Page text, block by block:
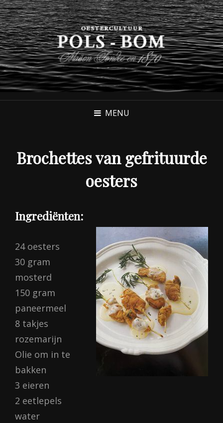
MENU
Brochettes van gefrituurde
oesters
Ingrediënten:
24 oesters
30 gram
mosterd
150 gram
paneermeel
8 takjes
rozemarijn
Olie om in te
bakken
3 eieren
2 eetlepels
water